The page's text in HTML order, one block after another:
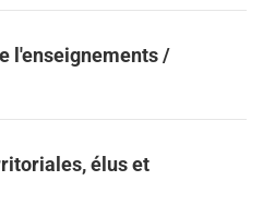
l'enseignements /
élus et